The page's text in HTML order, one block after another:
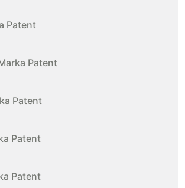
Patent
Patent
Patent
Patent
Patent